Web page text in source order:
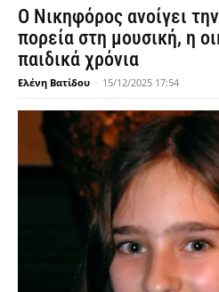
Ο Νικηφόρος ανοίγει
πορεία στη μουσική, η
παιδικά χρόνια
Ελένη Βατίδου - 15/12/2025 17:54